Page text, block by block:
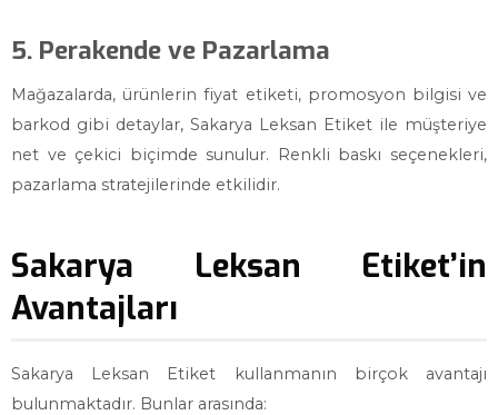
5. Perakende ve Pazarlama
Mağazalarda, ürünlerin fiyat etiketi, promosyon bilgisi ve
barkod gibi detaylar, Sakarya Leksan Etiket ile müşteriye
net ve çekici biçimde sunulur. Renkli baskı seçenekleri,
pazarlama stratejilerinde etkilidir.
Sakarya Leksan Etiket’in
Avantajları
Sakarya Leksan Etiket kullanmanın birçok avantajı
bulunmaktadır. Bunlar arasında: